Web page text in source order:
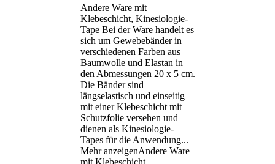
Andere Ware mit
Klebeschicht, Kinesiologie-
Tape Bei der Ware handelt es
sich um Gewebebänder in
verschiedenen Farben aus
Baumwolle und Elastan in
den Abmessungen 20 x 5 cm.
Die Bänder sind
längselastisch und einseitig
mit einer Klebeschicht mit
Schutzfolie versehen und
dienen als Kinesiologie-
Tapes für die Anwendung...
Mehr anzeigenAndere Ware
mit Klebeschicht,